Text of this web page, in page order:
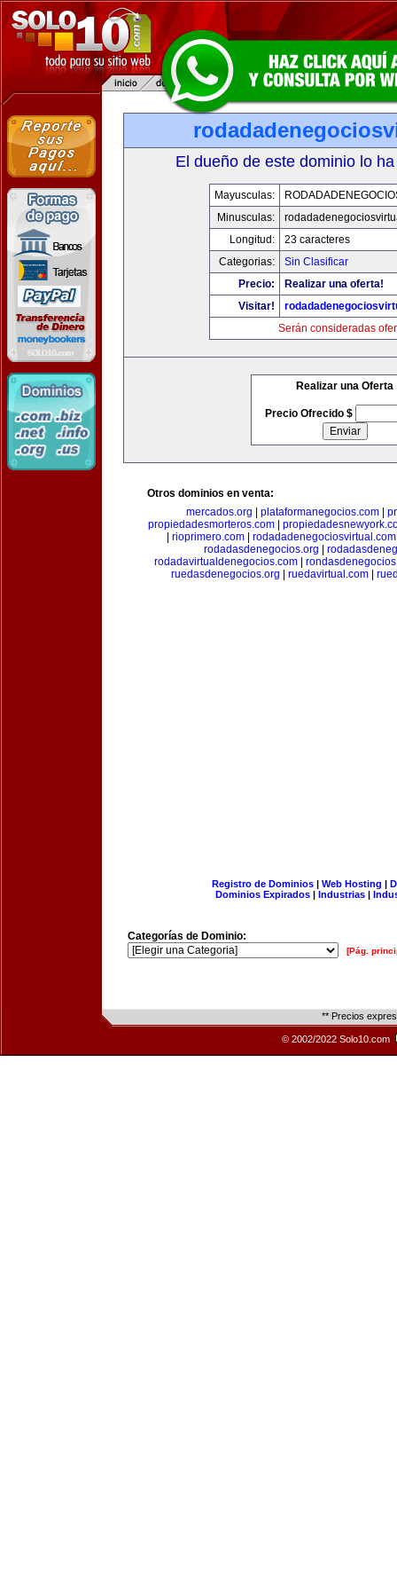
El dueño de este dominio lo
Mayusculas:
Minusculas:
Longitud:
23 caracteres
Categorias:
Sin Clasificar
Precio:
Realizar una oferta!
Visitar!
Serán consideradas
Realizar una Oferta
Precio Ofrecido $
Otros dominios en venta:
mercados.org
plataformanegocios.com
propiedadesmorteros.com
rioprimero.com| rodadadenegociosvirtual.com
rodadasdenegocios.org
rodadavirtualdenegocios.com|
ruedasdenegocios.org
ruedavirtual.com|
Registro de Dominios| Web Hosting |
Dominios Expirados | Industrias |
Categorías de Dominio:
[Pág.
** Precios
© 2002/2022 Solo10.com